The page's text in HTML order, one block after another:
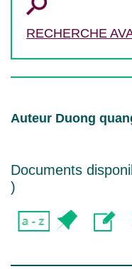
RECHERCHE
Auteur Duong
Documents
)